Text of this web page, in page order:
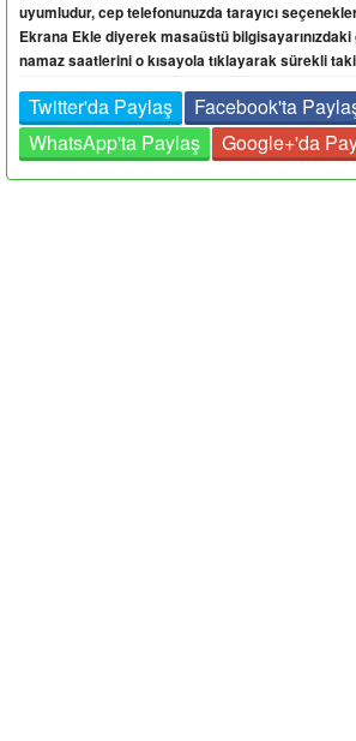
uyumludur, cep telefonunuzda tarayıcı
Ekrana Ekle diyerek masaüstü
namaz saatlerini o kısayola tıklayarak sürekli
Twitter'da Paylaş
Facebook'ta
WhatsApp'ta Paylaş
Google+'da